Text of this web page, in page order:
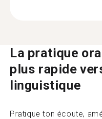
La pratique
plus rapide
linguistique
Pratique ton écoute,